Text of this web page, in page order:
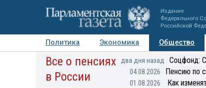
Издание
Федерального
Российской
Политика Экономика Общество
Авторы Персоны Мнения
Все о пенсиях
в России
два дня назад Соцфонд:
04.08.2026 Пенсию по
01.08.2026 Как